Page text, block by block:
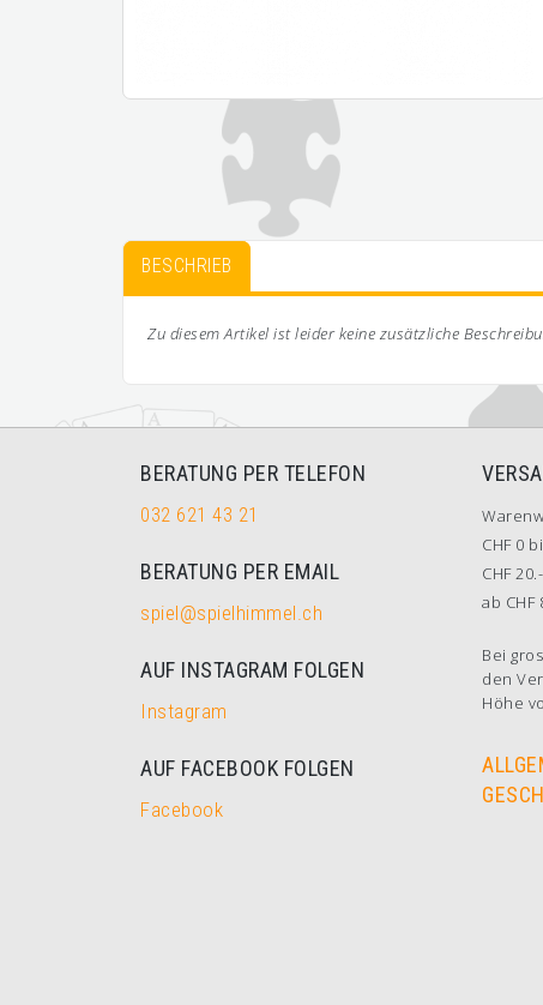
BESCHRIEB
Zu diesem Artikel ist leider keine zusätzliche
BERATUNG PER TELEFON
032 621 43 21
BERATUNG PER EMAIL
spiel@spielhimmel.ch
AUF INSTAGRAM FOLGEN
Instagram
AUF FACEBOOK FOLGEN
Facebook
CHF 0
CHF
ab CHF
Bei
den
Höhe